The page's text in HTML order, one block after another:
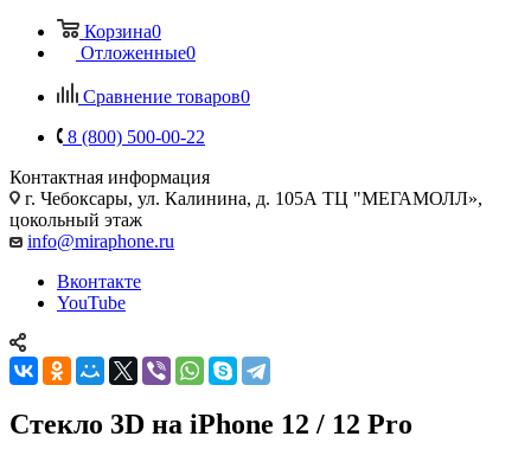
Корзина0
Отложенные0
Сравнение товаров0
8 (800) 500-00-22
Контактная информация
г. Чебоксары, ул. Калинина, д. 105А ТЦ "МЕГАМОЛЛ»,
цокольный этаж
info@miraphone.ru
Вконтакте
YouTube
Стекло 3D на iPhone 12 / 12 Pro